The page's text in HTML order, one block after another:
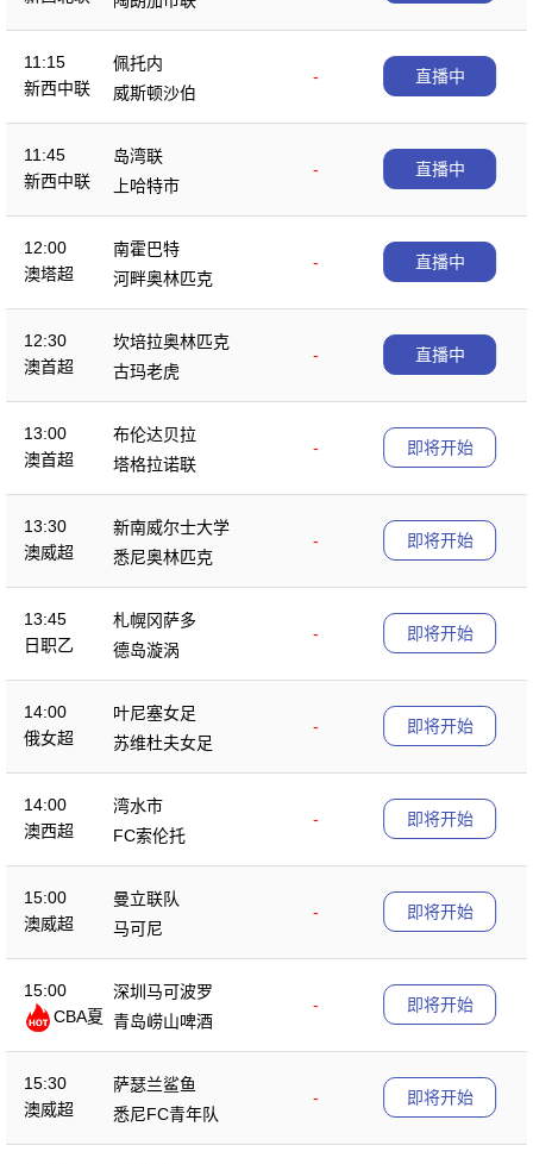
11:15
新西中联
佩托内
-
威斯顿沙伯
直播中
11:45
新西中联
岛湾联
-
上哈特市
直播中
12:00
澳塔超
南霍巴特
-
河畔奥林匹克
直播中
12:30
澳首超
坎培拉奥林匹克
-
古玛老虎
直播中
13:00
澳首超
布伦达贝拉
-
塔格拉诺联
即将开始
13:30
澳威超
新南威尔士大学
-
悉尼奥林匹克
即将开始
13:45
日职乙
札幌冈萨多
-
德岛漩涡
即将开始
14:00
俄女超
叶尼塞女足
-
苏维杜夫女足
即将开始
14:00
澳西超
湾水市
-
FC索伦托
即将开始
15:00
澳威超
曼立联队
-
马可尼
即将开始
15:00
CBA夏
深圳马可波罗
-
青岛崂山啤酒
即将开始
15:30
澳威超
萨瑟兰鲨鱼
-
悉尼FC青年队
即将开始